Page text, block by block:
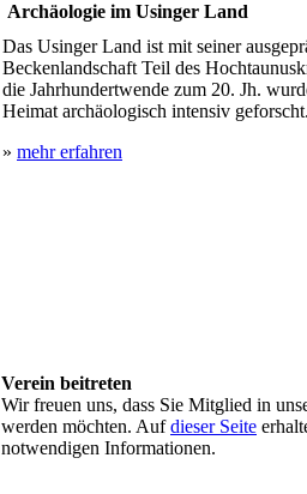
Archäologie im Usinger Land
Das Usinger Land ist mit seiner
Beckenlandschaft Teil des
die Jahrhundertwende zum 20. Jh.
Heimat archäologisch intensiv geforscht.
» mehr erfahren
Verein beitreten
Wir freuen uns, dass Sie Mitglied in
werden möchten. Aufdieser Seite
notwendigen Informationen.